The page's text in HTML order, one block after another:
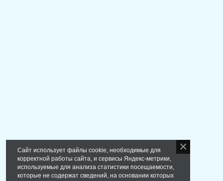
Сайт использует файлы cookie, необходимые для
корректной работы сайта, и сервисы Яндекс-метрики,
используемые для анализа статистики посещаемости,
которые не содержат сведений, на основании которых